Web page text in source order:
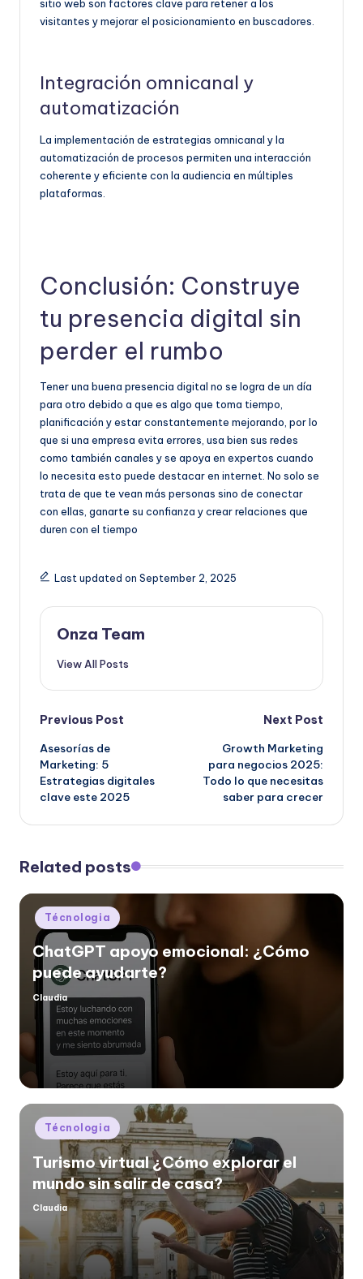
sitio web son factores clave para retener a los
visitantes y mejorar el posicionamiento en buscadores.
Integración omnicanal y
automatización
La implementación de estrategias omnicanal y la
automatización de procesos permiten una interacción
coherente y eficiente con la audiencia en múltiples
plataformas.
Conclusión: Construye
tu presencia digital sin
perder el rumbo
Tener una buena presencia digital no se logra de un día
para otro debido a que es algo que toma tiempo,
planificación y estar constantemente mejorando, por lo
que si una empresa evita errores, usa bien sus redes
como también canales y se apoya en expertos cuando
lo necesita esto puede destacar en internet. No solo se
trata de que te vean más personas sino de conectar
con ellas, ganarte su confianza y crear relaciones que
duren con el tiempo
Last updated on September 2, 2025
Onza Team
View All Posts
Post
navigation
Previous Post
Asesorías de
Marketing: 5
Estrategias digitales
clave este 2025
Next Post
Growth Marketing
para negocios 2025:
Todo lo que necesitas
saber para crecer
Related posts
Posted
in
Técnologia
ChatGPT apoyo emocional: ¿Cómo
puede ayudarte?
Posted
Claudia
Posted
in
Técnologia
Turismo virtual ¿Cómo explorar el
mundo sin salir de casa?
Posted
Claudia